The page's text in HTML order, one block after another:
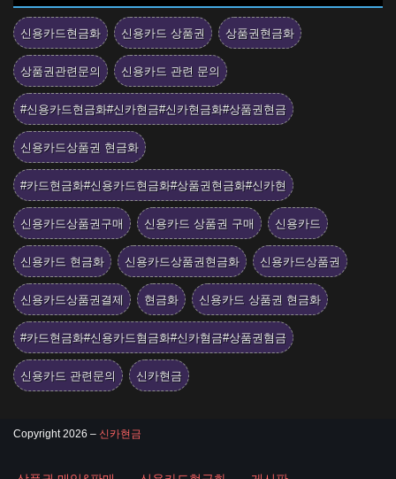
신용카드현금화 신용카드 상품권 상품권현금화
상품권관련문의 신용카드 관련 문의
#신용카드현금화#신카현금#신카현금화#상품권현금
신용카드상품권 현금화
#카드현금화#신용카드현금화#상품권현금화#신카현
신용카드상품권구매 신용카드 상품권 구매 신용카드
신용카드 현금화 신용카드상품권현금화 신용카드상품권
신용카드상품권결제 현금화 신용카드 상품권 현금화
#카드현금화#신용카드혐금화#신카혐금#상품권혐금
신용카드 관련문의 신카현금
Copyright 2026 – 신카현금